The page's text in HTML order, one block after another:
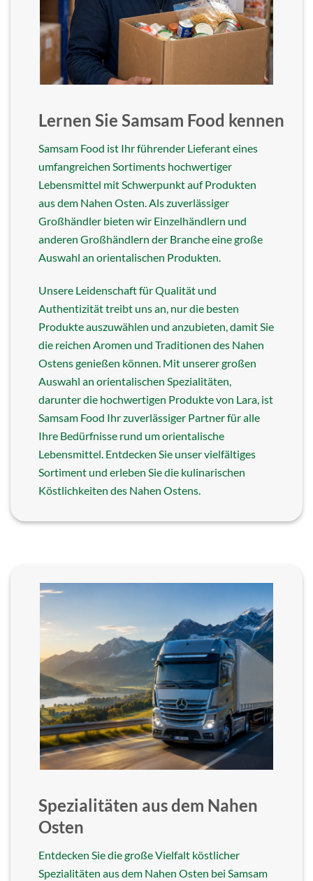
Lernen Sie Samsam Food kennen
Samsam Food ist Ihr führender Lieferant eines
umfangreichen Sortiments hochwertiger
Lebensmittel mit Schwerpunkt auf Produkten
aus dem Nahen Osten. Als zuverlässiger
Großhändler bieten wir Einzelhändlern und
anderen Großhändlern der Branche eine große
Auswahl an orientalischen Produkten.
Unsere Leidenschaft für Qualität und
Authentizität treibt uns an, nur die besten
Produkte auszuwählen und anzubieten, damit Sie
die reichen Aromen und Traditionen des Nahen
Ostens genießen können. Mit unserer großen
Auswahl an orientalischen Spezialitäten,
darunter die hochwertigen Produkte von Lara, ist
Samsam Food Ihr zuverlässiger Partner für alle
Ihre Bedürfnisse rund um orientalische
Lebensmittel. Entdecken Sie unser vielfältiges
Sortiment und erleben Sie die kulinarischen
Köstlichkeiten des Nahen Ostens.
Spezialitäten aus dem Nahen
Osten
Entdecken Sie die große Vielfalt köstlicher
Spezialitäten aus dem Nahen Osten bei Samsam